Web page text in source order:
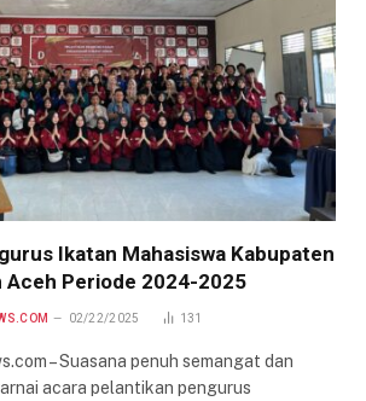
Ikatan Mahasiswa Kabupaten
Aceh Periode 2024-2025
02/22/2025 131
– Suasana penuh semangat dan
acara pelantikan pengurus